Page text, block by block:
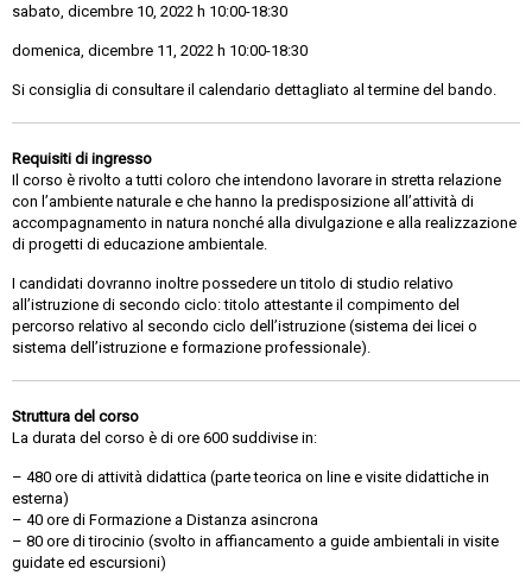
sabato, dicembre 10, 2022 h 10:00-18:30
domenica, dicembre 11, 2022 h 10:00-18:30
Si consiglia di consultare il calendario dettagliato al termine del bando.
Requisiti di ingresso
Il corso è rivolto a tutti coloro che intendono lavorare in stretta relazione
con l’ambiente naturale e che hanno la predisposizione all’attività di
accompagnamento in natura nonché alla divulgazione e alla realizzazione
di progetti di educazione ambientale.
I candidati dovranno inoltre possedere un titolo di studio relativo
all’istruzione di secondo ciclo: titolo attestante il compimento del
percorso relativo al secondo ciclo dell’istruzione (sistema dei licei o
sistema dell’istruzione e formazione professionale).
Struttura del corso
La durata del corso è di ore 600 suddivise in:
– 480 ore di attività didattica (parte teorica on line e visite didattiche in
esterna)
– 40 ore di Formazione a Distanza asincrona
– 80 ore di tirocinio (svolto in affiancamento a guide ambientali in visite
guidate ed escursioni)